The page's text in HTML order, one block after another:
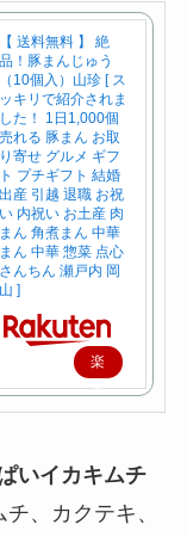
【 送料無料 】 絶
品！豚まんじゅう
（10個入）山珍 [ ス
ッキリで紹介されま
した！ 1日1,000個
売れる 豚まん お取
り寄せ グルメ ギフ
ト プチギフト 結婚
出産 引越 退職 お祝
い 内祝い お土産 肉
まん 角煮まん 中華
まん 中華 惣菜 点心
さんちん 瀬戸内 岡
山 ]
楽
天
入
いイカキムチ
、カクテキ、